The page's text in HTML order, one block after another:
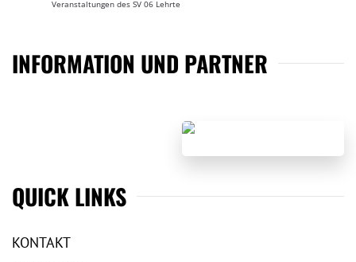
Veranstaltungen des SV 06 Lehrte
INFORMATION UND PARTNER
QUICK LINKS
KONTAKT